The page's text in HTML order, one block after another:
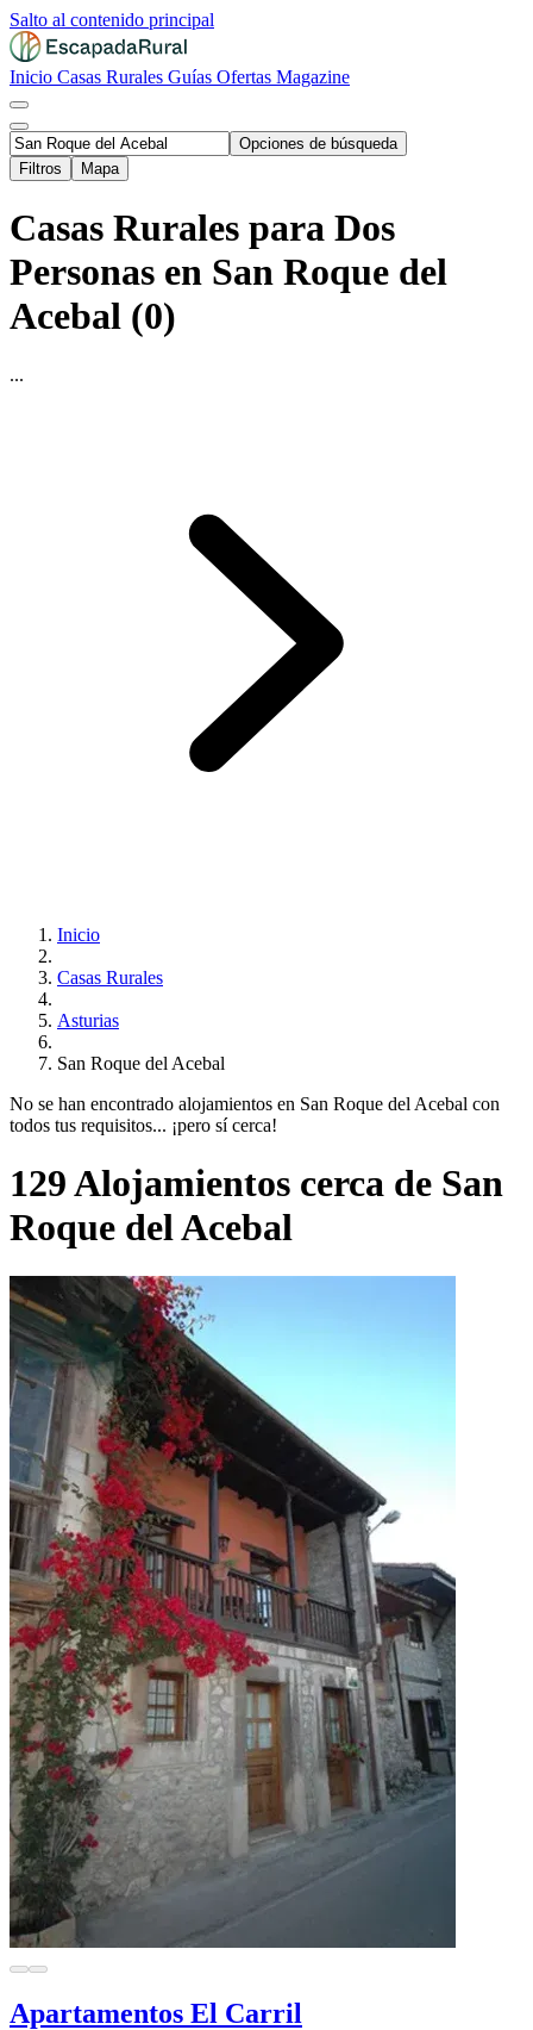
Salto al contenido principal
Inicio Casas Rurales Guías Ofertas Magazine
Opciones de búsqueda
Filtros
Mapa
Casas Rurales para Dos
Personas en San Roque del
Acebal (0)
...
Inicio
Casas Rurales
Asturias
San Roque del Acebal
No se han encontrado alojamientos en San Roque del Acebal con
todos tus requisitos... ¡pero sí cerca!
129 Alojamientos cerca de San
Roque del Acebal
Apartamentos El Carril